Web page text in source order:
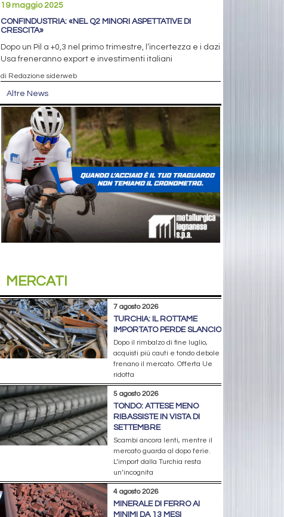
19 maggio 2025
CONFINDUSTRIA: «NEL Q2 MINORI ASPETTATIVE DI
CRESCITA»
Dopo un Pil a +0,3 nel primo trimestre, l’incertezza e i dazi
Usa freneranno export e investimenti italiani
di Redazione siderweb
Altre News
MERCATI
7 agosto 2026
TURCHIA: IL ROTTAME
IMPORTATO PERDE SLANCIO
Dopo il rimbalzo di fine luglio,
acquisti più cauti e tondo debole
frenano il mercato. Offerta Ue
ridotta
5 agosto 2026
TONDO: ATTESE MENO
RIBASSISTE IN VISTA DI
SETTEMBRE
Scambi ancora lenti, mentre il
mercato guarda al dopo ferie.
L’import dalla Turchia resta
un’incognita
4 agosto 2026
MINERALE DI FERRO AI
MINIMI DA 13 MESI